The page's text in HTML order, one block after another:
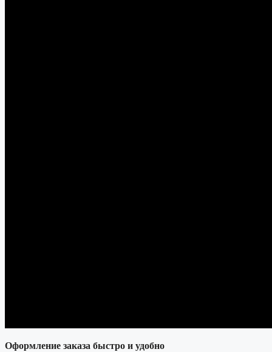
Оформление заказа быстро и удобно